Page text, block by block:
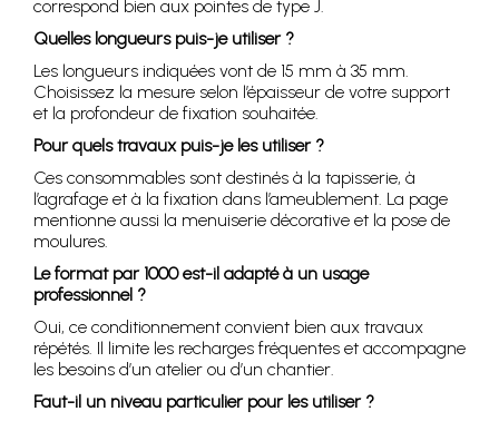
correspond bien aux pointes de type J.
Quelles longueurs puis-je utiliser ?
Les longueurs indiquées vont de 15 mm à 35 mm.
Choisissez la mesure selon l’épaisseur de votre support
et la profondeur de fixation souhaitée.
Pour quels travaux puis-je les utiliser ?
Ces consommables sont destinés à la tapisserie, à
l’agrafage et à la fixation dans l’ameublement. La page
mentionne aussi la menuiserie décorative et la pose de
moulures.
Le format par 1000 est-il adapté à un usage
professionnel ?
Oui, ce conditionnement convient bien aux travaux
répétés. Il limite les recharges fréquentes et accompagne
les besoins d’un atelier ou d’un chantier.
Faut-il un niveau particulier pour les utiliser ?